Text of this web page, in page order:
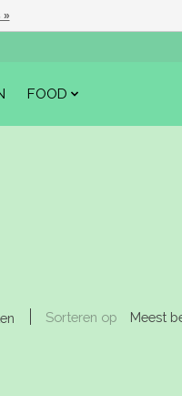
FOOD
Sorteren op Meest
»